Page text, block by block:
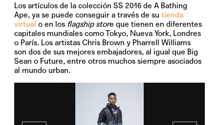
Los artículos de la colección SS 2016 de A Bathing
Ape, ya se puede conseguir a través de sutienda
virtual o en los flagship store que tienen en diferentes
capitales mundiales como Tokyo, Nueva York, Londres
o París. Los artistas Chris Brown y Pharrell Williams
son dos de sus mejores embajadores, al igual que Big
Sean o Future, entre otros muchos siempre asociados
al mundo urban.